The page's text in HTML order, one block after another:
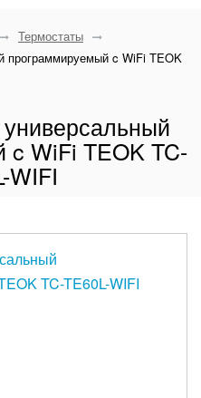
Термостаты
программируемый c WiFi TEOK
WiFi TEOK TC-
WIFI